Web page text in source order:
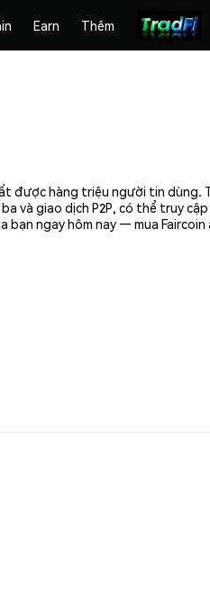
Earn Thêm
được hàng triệu người tin
và giao dịch P2P, có thể truy
bạn ngay hôm nay — mua